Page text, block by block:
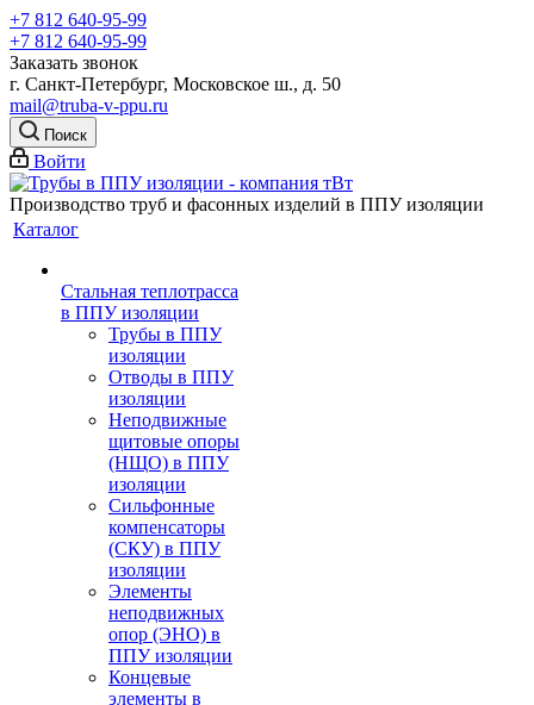
+7 812 640-95-99
+7 812 640-95-99
Заказать звонок
г. Санкт-Петербург, Московское ш., д. 50
mail@truba-v-ppu.ru
Поиск
Войти
Производство труб и фасонных изделий в ППУ изоляции
Каталог
Стальная теплотрасса
в ППУ изоляции
Трубы в ППУ
изоляции
Отводы в ППУ
изоляции
Неподвижные
щитовые опоры
(НЩО) в ППУ
изоляции
Cильфонные
компенсаторы
(СКУ) в ППУ
изоляции
Элементы
неподвижных
опор (ЭНО) в
ППУ изоляции
Концевые
элементы в